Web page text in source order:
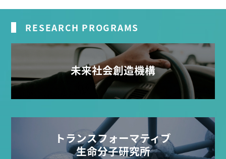
RESEARCH PROGRAMS
未来社会創造機構
トランスフォーマティブ
生命分子研究所